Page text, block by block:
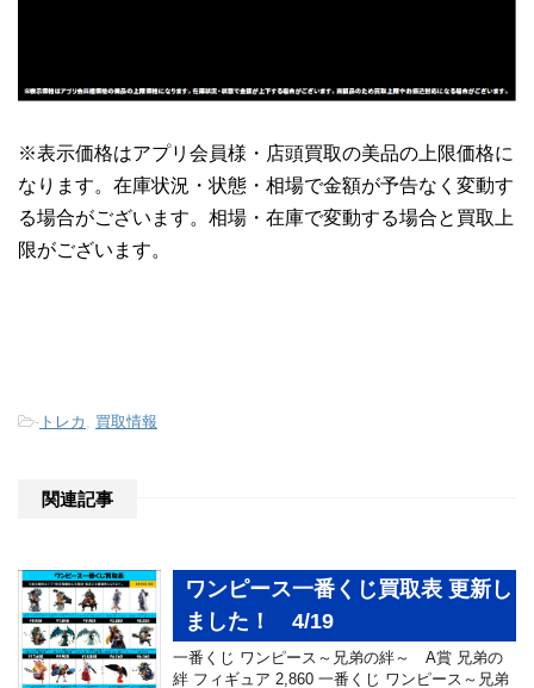
※表示価格はアプリ会員様・店頭買取の美品の上限価格に
なります。在庫状況・状態・相場で金額が予告なく変動す
る場合がございます。相場・在庫で変動する場合と買取上
限がございます。
- トレカ 買取情報
関連記事
ワンピース一番くじ買取表 更新し
ました！ 4/19
一番くじ ワンピース～兄弟の絆～ A賞 兄弟の
絆 フィギュア 2,860 一番くじ ワンピース～兄弟